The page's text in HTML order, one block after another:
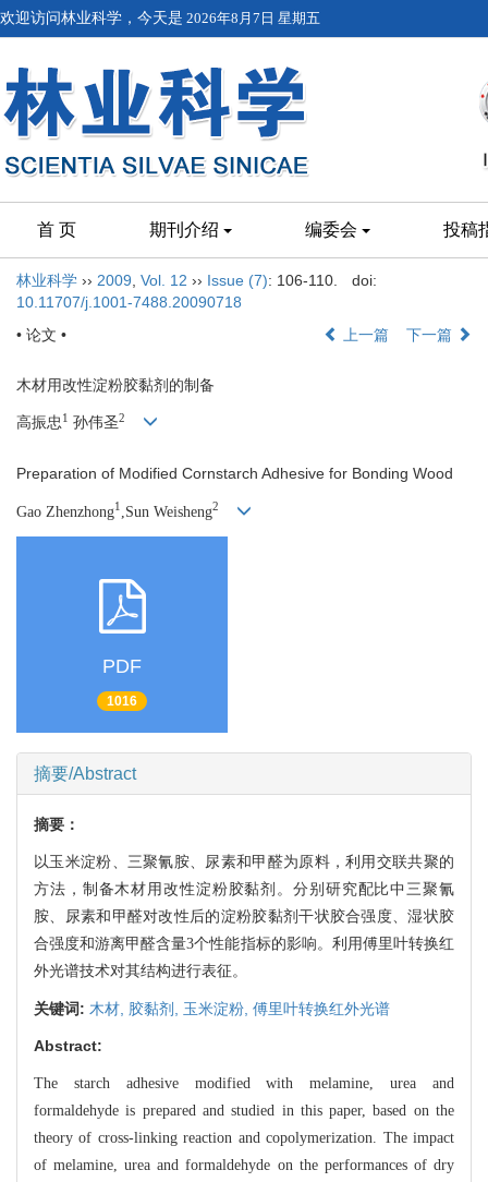
欢迎访问林业科学，今天是 2026年8月7日 星期五
首 页 期刊介绍 编委会 投稿
林业科学 ›› 2009 Vol. 12 ›› Issue (7): 106-110.
doi:
10.11707/j.1001-7488.20090718
• 论文 •
上一篇 下一篇
木材用改性淀粉胶黏剂的制备
高振忠1 孙伟圣2
Preparation of Modified Cornstarch Adhesive for Bonding Wood
Gao Zhenzhong1 ,Sun Weisheng2
PDF
1016
摘要/Abstract
摘要：
以玉米淀粉、三聚氰胺、尿素和甲醛为原料，利用交联共聚的
方法，制备木材用改性淀粉胶黏剂。分别研究配比中三聚氰
胺、尿素和甲醛对改性后的淀粉胶黏剂干状胶合强度、湿状胶
合强度和游离甲醛含量3个性能指标的影响。利用傅里叶转换红
外光谱技术对其结构进行表征。
关键词: 木材, 胶黏剂, 玉米淀粉, 傅里叶转换红外光谱
Abstract:
The starch adhesive modified with melamine, urea and
formaldehyde is prepared and studied in this paper, based on the
theory of cross-linking reaction and copolymerization. The impact
of melamine, urea and formaldehyde on the performances of dry